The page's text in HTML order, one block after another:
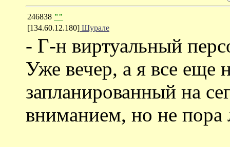
246838 ""
[134.60.12.180] Шурале
- Г-н виртуальный
Уже вечер, а я все еще
запланированный на
вниманием, но не пора